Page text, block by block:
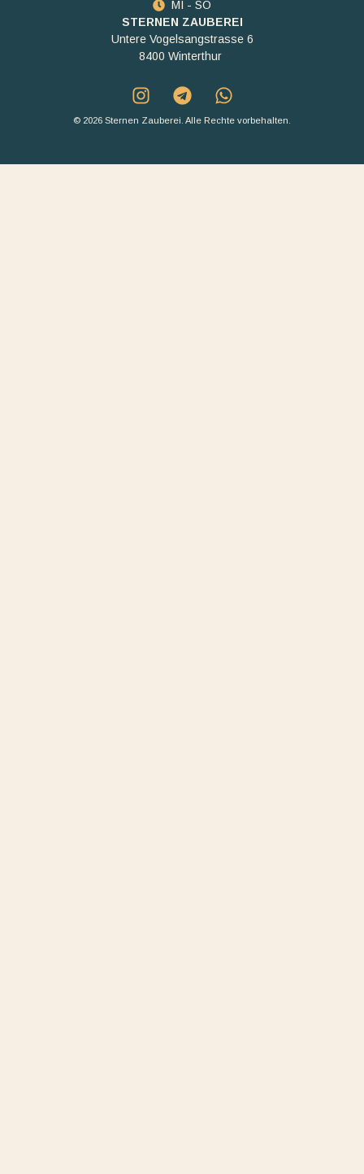
MI - SO
STERNEN ZAUBEREI
Untere Vogelsangstrasse 6
8400 Winterthur
© 2026 Sternen Zauberei. Alle Rechte vorbehalten.